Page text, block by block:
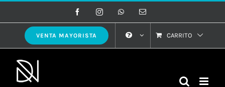
al
contenido
FacebookInstagramWhatsAppCorreo
VENTA MAYORISTA CARRITO